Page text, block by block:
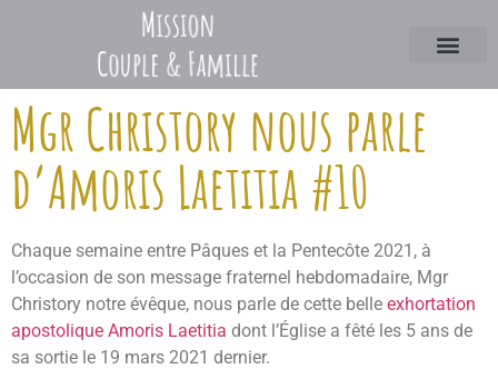
Mgr Christory nous parle
d’Amoris Laetitia #10
Chaque semaine entre Pâques et la Pentecôte 2021, à
l’occasion de son message fraternel hebdomadaire, Mgr
Christory notre évêque, nous parle de cette belle exhortation
apostolique Amoris Laetitia dont l’Église a fêté les 5 ans de
sa sortie le 19 mars 2021 dernier.